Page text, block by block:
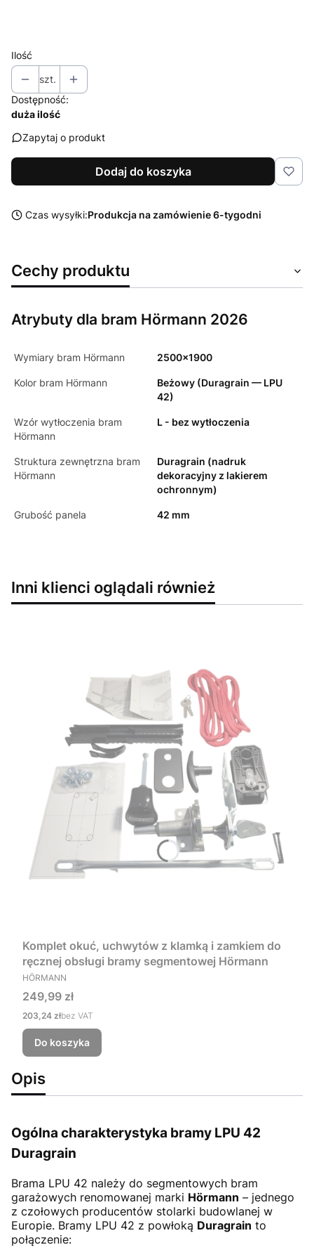
Ilość
szt.
Dostępność:
duża ilość
Zapytaj o produkt
Dodaj do koszyka
Czas wysyłki:Produkcja na zamówienie 6-tygodni
Cechy produktu
Atrybuty dla bram Hörmann 2026
Wymiary bram Hörmann 2500x1900
Kolor bram Hörmann
Beżowy (Duragrain — LPU
42)
Wzór wytłoczenia bram
Hörmann
L - bez wytłoczenia
Struktura zewnętrzna bram
Hörmann
Duragrain (nadruk
dekoracyjny z lakierem
ochronnym)
Grubość panela 42 mm
Inni klienci oglądali również
Komplet okuć, uchwytów z klamką i zamkiem do
ręcznej obsługi bramy segmentowej Hörmann
PRODUCENT
HÖRMANN
Cena
249,99 zł
Cena
203,24 złbez VAT
Do koszyka
Opis
Ogólna charakterystyka bramy LPU 42
Duragrain
Brama LPU 42 należy do segmentowych bram
garażowych renomowanej marki Hörmann – jednego
z czołowych producentów stolarki budowlanej w
Europie. Bramy LPU 42 z powłoką Duragrain to
połączenie: